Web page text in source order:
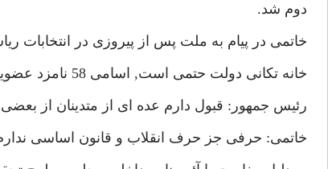
دوم شد.
خاتمى در پيام به ملت پس از پيروزى در انتخابات
خانه تكانى دولت حتمى است, اسامى 58 نامزد عضويت در كابينه اعلام شد.(24/3/80)
رئيس جمهور: قبول دارم عده اى از متدينان از بعضى
خاتمى: حرفى جز حرف انقلاب و قانون اساسى ندارم.(26/3/